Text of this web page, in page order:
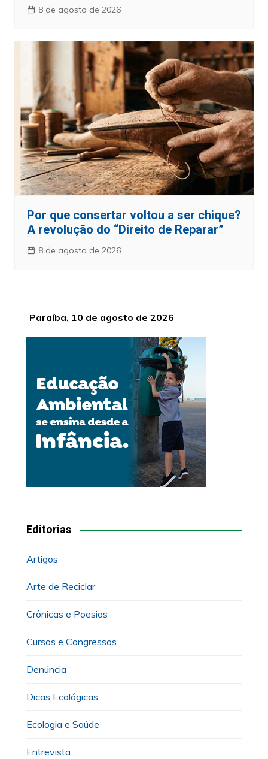
8 de agosto de 2026
Por que consertar voltou a ser chique?
A revolução do “Direito de Reparar”
8 de agosto de 2026
Paraíba, 10 de agosto de 2026
Editorias
Artigos
Arte de Reciclar
Crônicas e Poesias
Cursos e Congressos
Denúncia
Dicas Ecológicas
Ecologia e Saúde
Entrevista